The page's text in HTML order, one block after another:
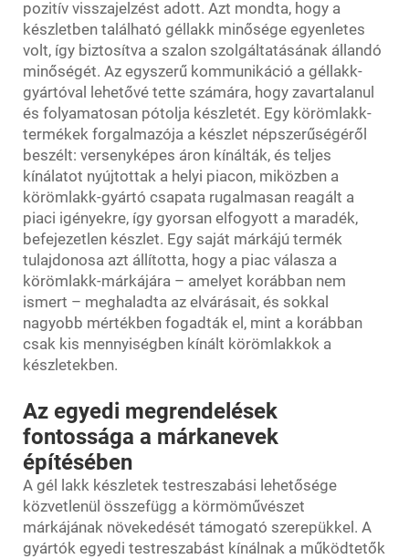
pozitív visszajelzést adott. Azt mondta, hogy a
készletben található géllakk minősége egyenletes
volt, így biztosítva a szalon szolgáltatásának állandó
minőségét. Az egyszerű kommunikáció a géllakk-
gyártóval lehetővé tette számára, hogy zavartalanul
és folyamatosan pótolja készletét. Egy körömlakk-
termékek forgalmazója a készlet népszerűségéről
beszélt: versenyképes áron kínálták, és teljes
kínálatot nyújtottak a helyi piacon, miközben a
körömlakk-gyártó csapata rugalmasan reagált a
piaci igényekre, így gyorsan elfogyott a maradék,
befejezetlen készlet. Egy saját márkájú termék
tulajdonosa azt állította, hogy a piac válasza a
körömlakk-márkájára – amelyet korábban nem
ismert – meghaladta az elvárásait, és sokkal
nagyobb mértékben fogadták el, mint a korábban
csak kis mennyiségben kínált körömlakkok a
készletekben.
Az egyedi megrendelések
fontossága a márkanevek
építésében
A gél lakk készletek testreszabási lehetősége
közvetlenül összefügg a körmöművészet
márkájának növekedését támogató szerepükkel. A
gyártók egyedi testreszabást kínálnak a működtetők